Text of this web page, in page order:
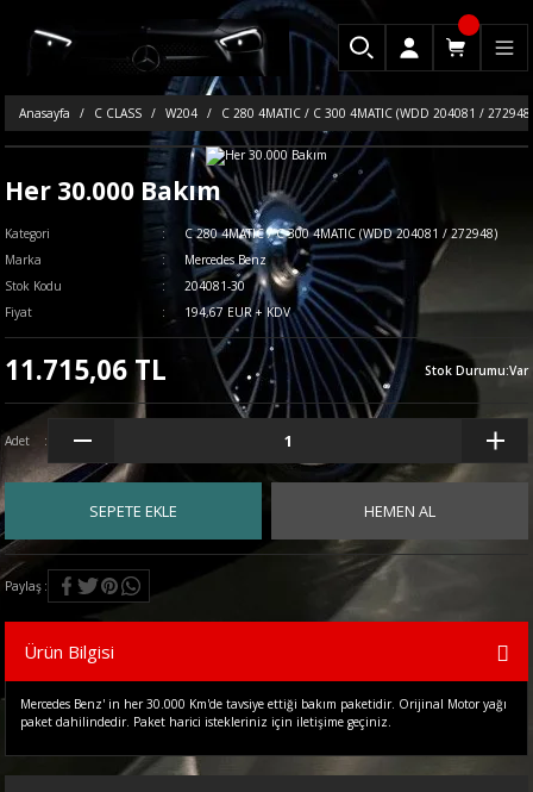
Anasayfa C CLASS W204 C 280 4MATIC / C 300 4MATIC (WDD 204081 / 272948)
Her 30.000 Bakım
Kategori
C 280 4MATIC / C 300 4MATIC (WDD 204081 / 272948)
Marka
Mercedes Benz
Stok Kodu
204081-30
Fiyat
194,67 EUR + KDV
11.715,06 TL Stok Durumu:Var
Adet
SEPETE EKLE HEMEN AL
Paylaş
Ürün Bilgisi
Mercedes Benz' in her 30.000 Km'de tavsiye ettiği bakım paketidir. Orijinal Motor yağı
paket dahilindedir. Paket harici istekleriniz için iletişime geçiniz.